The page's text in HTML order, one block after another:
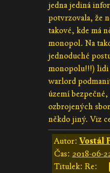
jedna jediná
potvrzovala, že
takové, kde má
monopol. Na
jednoduché
monopolu!!!) lidi
warlord
území
ozbrojených
někdo jiný. Viz
Autor:Vostál
Čas: 2018-06-
Titulek: Re: